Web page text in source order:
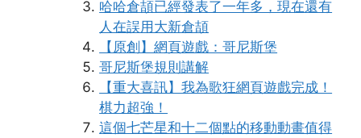
哈哈倉頡已經發表了一年多，現在還有
人在誤用大新倉頡
【原創】網頁遊戲：哥尼斯堡
哥尼斯堡規則講解
【重大喜訊】我為歌狂網頁遊戲完成！
棋力超強！
這個七芒星和十二個點的移動動畫值得